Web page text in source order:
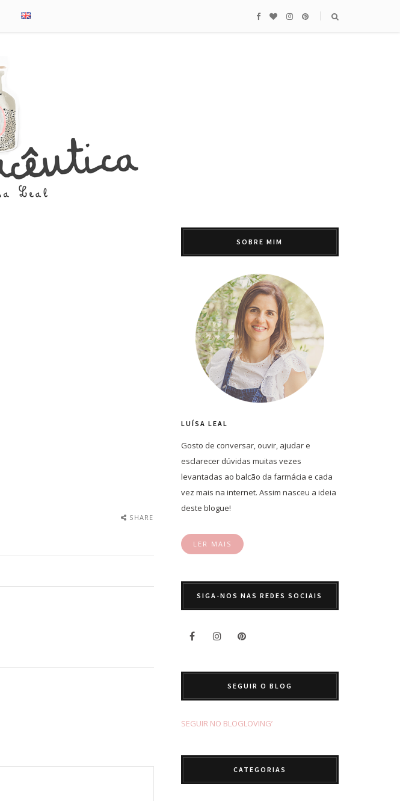
SHARE
SOBRE MIM
LUÍSA LEAL
Gosto de conversar, ouvir, ajudar e
esclarecer dúvidas muitas vezes
levantadas ao balcão da farmácia e cada
vez mais na internet. Assim nasceu a ideia
deste blogue!
LER MAIS
SIGA-NOS NAS REDES SOCIAIS
SEGUIR O BLOG
SEGUIR NO BLOGLOVING’
CATEGORIAS